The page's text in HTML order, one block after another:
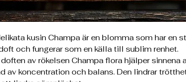
kusin Champa är en blomma som har en
och fungerar som en källa till sublim renhet.
av rökelsen Champa flora hjälper sinnena
av koncentration och balans. Den lindrar